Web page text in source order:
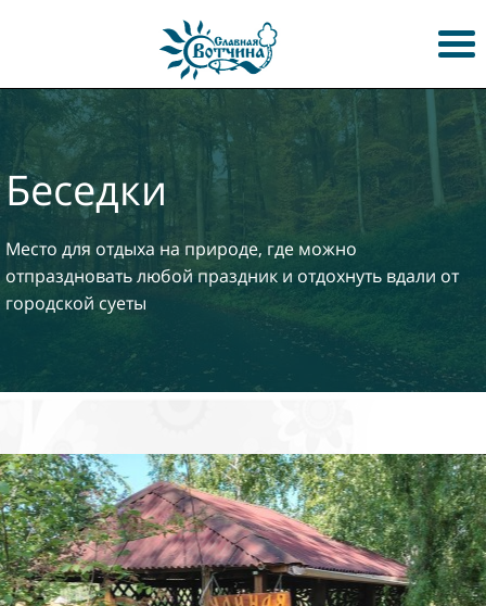
Беседки
Место для отдыха на природе, где можно
отпраздновать любой праздник и отдохнуть вдали от
городской суеты